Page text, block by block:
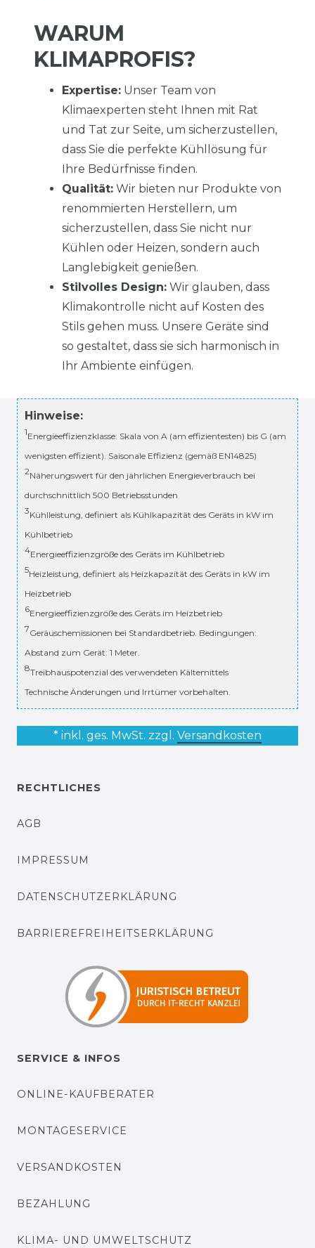
WARUM
KLIMAPROFIS?
Expertise: Unser Team von
Klimaexperten steht Ihnen mit Rat
und Tat zur Seite, um sicherzustellen,
dass Sie die perfekte Kühllösung für
Ihre Bedürfnisse finden.
Qualität: Wir bieten nur Produkte von
renommierten Herstellern, um
sicherzustellen, dass Sie nicht nur
Kühlen oder Heizen, sondern auch
Langlebigkeit genießen.
Stilvolles Design: Wir glauben, dass
Klimakontrolle nicht auf Kosten des
Stils gehen muss. Unsere Geräte sind
so gestaltet, dass sie sich harmonisch in
Ihr Ambiente einfügen.
Hinweise:
1Energieeffizienzklasse: Skala von A (am effizientesten) bis G (am
wenigsten effizient). Saisonale Effizienz (gemäß EN14825)
2Näherungswert für den jährlichen Energieverbrauch bei
durchschnittlich 500 Betriebsstunden
3Kühlleistung, definiert als Kühlkapazität des Geräts in kW im
Kühlbetrieb
4Energieeffizienzgröße des Geräts im Kühlbetrieb
5Heizleistung, definiert als Heizkapazität des Geräts in kW im
Heizbetrieb
6Energieeffizienzgröße des Geräts im Heizbetrieb
7Geräuschemissionen bei Standardbetrieb. Bedingungen:
Abstand zum Gerät: 1 Meter.
8Treibhauspotenzial des verwendeten Kältemittels
Technische Änderungen und Irrtümer vorbehalten.
* inkl. ges. MwSt. zzgl. Versandkosten
RECHTLICHES
AGB
IMPRESSUM
DATENSCHUTZERKLÄRUNG
BARRIEREFREIHEITSERKLÄRUNG
SERVICE & INFOS
ONLINE-KAUFBERATER
MONTAGESERVICE
VERSANDKOSTEN
BEZAHLUNG
KLIMA- UND UMWELTSCHUTZ